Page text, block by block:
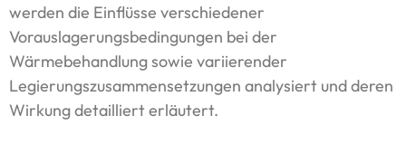
werden die Einflüsse verschiedener
Vorauslagerungsbedingungen bei der
Wärmebehandlung sowie variierender
Legierungszusammensetzungen analysiert und deren
Wirkung detailliert erläutert.